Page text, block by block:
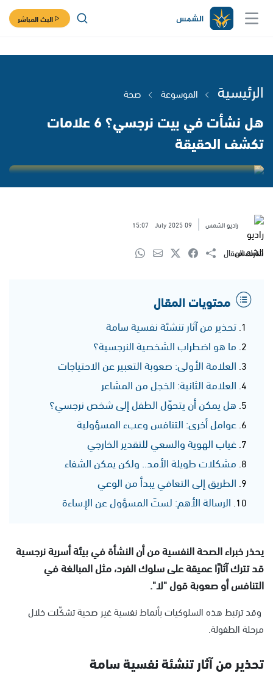
البث المباشر
الرئيسية الموسوعة صحة
هل نشأت في بيت نرجسي؟ 6 علامات
تكشف الحقيقة
راديو الشمس 09 July 2025
15:07
شارك المقال
محتويات المقال
تحذير من آثار تنشئة نفسية سامة
ما هو اضطراب الشخصية النرجسية؟
العلامة الأولى: صعوبة التعبير عن الاحتياجات
العلامة الثانية: الخجل من المشاعر
هل يمكن أن يتحوّل الطفل إلى شخص نرجسي؟
عوامل أخرى: التنافس وعبء المسؤولية
غياب الهوية والسعي للتقدير الخارجي
مشكلات طويلة الأمد.. ولكن يمكن الشفاء
الطريق إلى التعافي يبدأ من الوعي
الرسالة الأهم: لستَ المسؤول عن الإساءة
يحذر خبراء الصحة النفسية من أن النشأة في بيئة أسرية نرجسية
قد تترك آثارًا عميقة على سلوك الفرد، مثل المبالغة في
التنافس أو صعوبة قول "لا".
وقد ترتبط هذه السلوكيات بأنماط نفسية غير صحية تشكّلت خلال
مرحلة الطفولة.
تحذير من آثار تنشئة نفسية سامة